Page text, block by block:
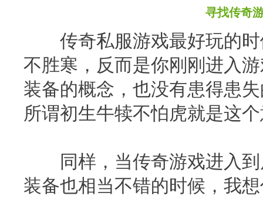
寻找传奇
传奇私服游戏最好玩的时
不胜寒，反而是你刚刚进入
装备的概念，也没有患得患
所谓初生牛犊不怕虎就是这
同样，当传奇游戏进入到
装备也相当不错的时候，我